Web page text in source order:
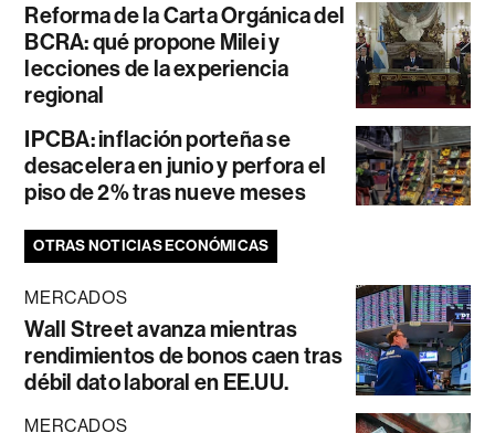
Reforma de la Carta Orgánica del
BCRA: qué propone Milei y
lecciones de la experiencia
regional
IPCBA: inflación porteña se
desacelera en junio y perfora el
piso de 2% tras nueve meses
OTRAS NOTICIAS ECONÓMICAS
MERCADOS
Wall Street avanza mientras
rendimientos de bonos caen tras
débil dato laboral en EE.UU.
MERCADOS